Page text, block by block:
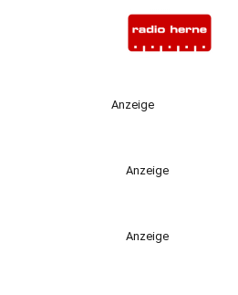
Anzeige
Anzeige
Anzeige